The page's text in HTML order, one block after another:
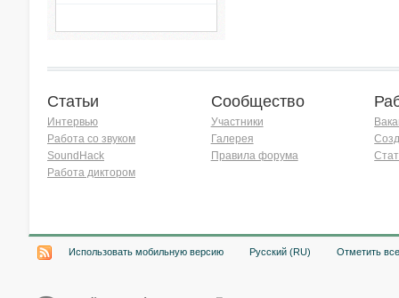
Статьи
Интервью
Работа со звуком
SoundHack
Работа диктором
Сообщество
Участники
Галерея
Правила форума
Использовать мобильную версию Русский (RU) Отметить